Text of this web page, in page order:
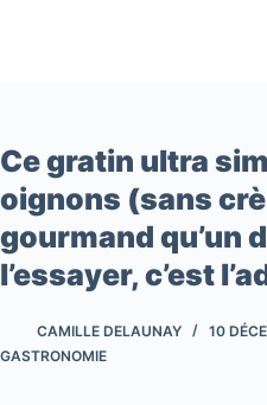
Ce gratin ultra
oignons (sans
gourmand qu’un
l’essayer, c’est
CAMILLE DELAUNAY
10
GASTRONOMIE